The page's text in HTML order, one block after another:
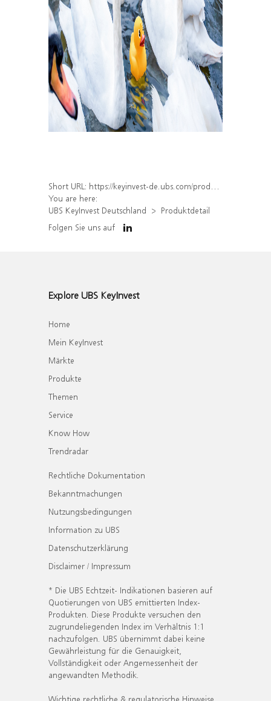
Short URL: https://keyinvest-de.ubs.com/produkt/detail/index/isin/DE000WA73HS3
You are here:
UBS KeyInvest Deutschland
Produktdetail
Folgen Sie uns auf
Explore UBS KeyInvest
Home
Mein KeyInvest
Märkte
Produkte
Themen
Service
Know How
Trendradar
Rechtliche Dokumentation
Bekanntmachungen
Nutzungsbedingungen
Information zu UBS
Datenschutzerklärung
Disclaimer / Impressum
* Die UBS Echtzeit- Indikationen basieren auf
Quotierungen von UBS emittierten Index-
Produkten. Diese Produkte versuchen den
zugrundeliegenden Index im Verhältnis 1:1
nachzufolgen. UBS übernimmt dabei keine
Gewährleistung für die Genauigkeit,
Vollständigkeit oder Angemessenheit der
angewandten Methodik.